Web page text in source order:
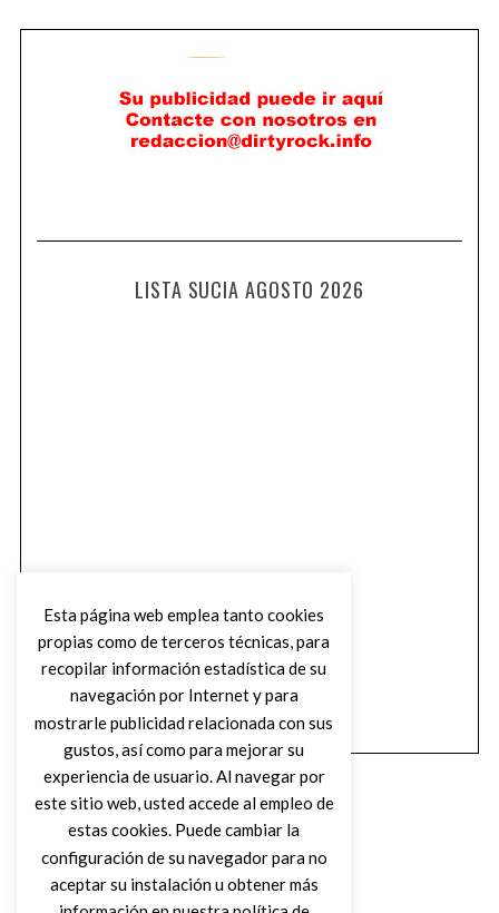
LISTA SUCIA AGOSTO 2026
Esta página web emplea tanto cookies
propias como de terceros técnicas, para
recopilar información estadística de su
navegación por Internet y para
mostrarle publicidad relacionada con sus
gustos, así como para mejorar su
experiencia de usuario. Al navegar por
este sitio web, usted accede al empleo de
estas cookies. Puede cambiar la
configuración de su navegador para no
aceptar su instalación u obtener más